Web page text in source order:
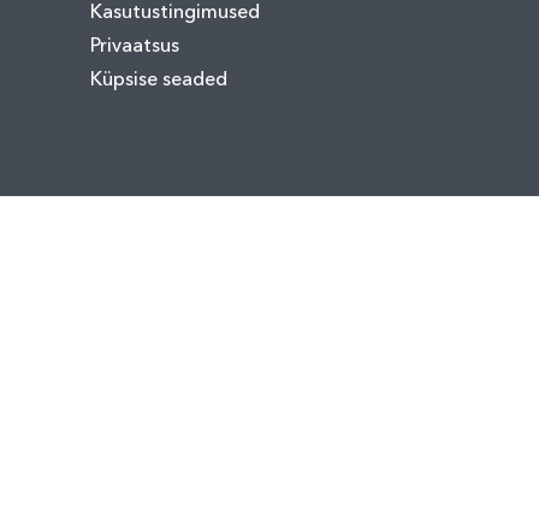
Kasutustingimused
Privaatsus
Küpsise seaded